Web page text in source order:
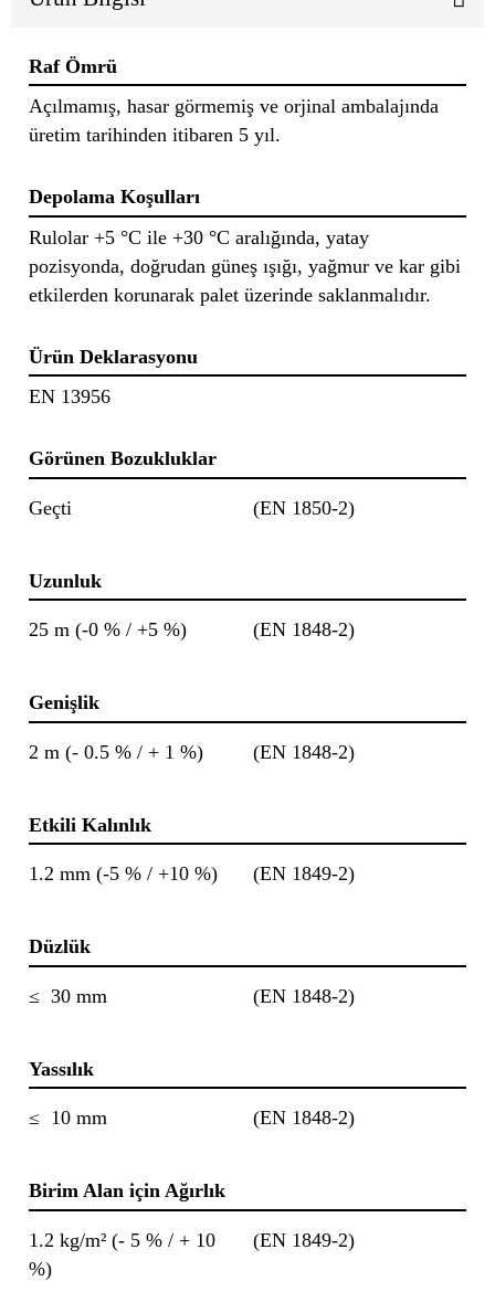
Raf Ömrü
Açılmamış, hasar görmemiş ve orjinal ambalajında
üretim tarihinden itibaren 5 yıl.
Depolama Koşulları
Rulolar +5 °C ile +30 °C aralığında, yatay
pozisyonda, doğrudan güneş ışığı, yağmur ve kar gibi
etkilerden korunarak palet üzerinde saklanmalıdır.
Ürün Deklarasyonu
EN 13956
Görünen Bozukluklar
Geçti (EN 1850-2)
Uzunluk
25 m (-0 % / +5 %) (EN 1848-2)
Genişlik
2 m (- 0.5 % / + 1 %) (EN 1848-2)
Etkili Kalınlık
1.2 mm (-5 % / +10 %) (EN 1849-2)
Düzlük
≤ 30 mm (EN 1848-2)
Yassılık
≤ 10 mm (EN 1848-2)
Birim Alan için Ağırlık
1.2 kg/m² (- 5 % / + 10
%)
(EN 1849-2)